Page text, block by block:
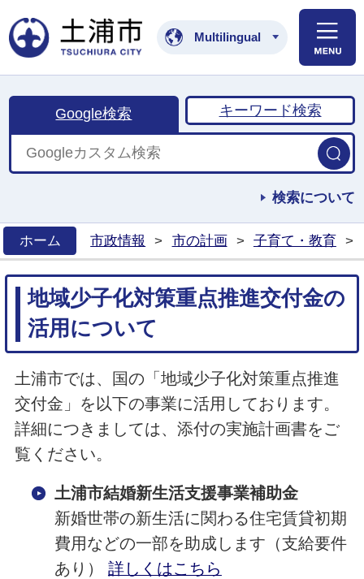
土浦市公式ホームペ
Multilingual
Google検索 キーワード検索
検索について
ホーム
市政情報 > 市の計画 > 子育て・教育 >
地域少子化対策重点推進交付金の
活用について
土浦市では、国の「地域少子化対策重点推進
交付金」を以下の事業に活用しております。
詳細につきましては、添付の実施計画書をご
覧ください。
土浦市結婚新生活支援事業補助金
新婚世帯の新生活に関わる住宅賃貸初期
費用などの一部を助成します（支給要件
あり） 詳しくはこちら